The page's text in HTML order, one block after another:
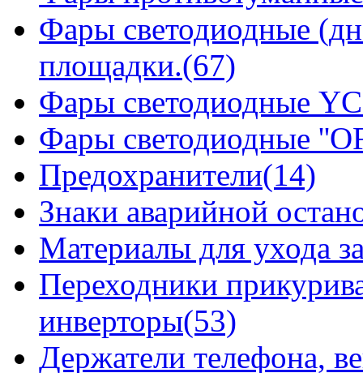
Фары светодиодные
площадки.(67)
Фары светодиодные
Фары светодиодные
Предохранители(14)
Знаки аварийной
Материалы для ухода
Переходники
инверторы(53)
Держатели телефона,